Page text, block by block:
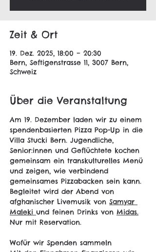
Zeit & Ort
19. Dez. 2025, 18:00 – 20:30
Bern, Seftigenstrasse 11, 3007 Bern,
Schweiz
Über die Veranstaltung
Am 19. Dezember laden wir zu einem
spendenbasierten Pizza Pop-Up in die
Villa Stucki Bern. Jugendliche,
Senior:innen und Geflüchtete kochen
gemeinsam ein transkulturelles Menü
und zeigen, wie verbindend
gemeinsames Pizzabacken sein kann.
Begleitet wird der Abend von
afghanischer Livemusik von Samyar
Maleki und feinen Drinks von Midas.
Nur mit Reservation.
Wofür wir Spenden sammeln